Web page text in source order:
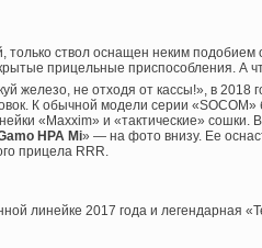
только ствол оснащен неким
прицельные приспособления. А
железо, не отходя от кассы!», в
К обычной модели серии «SOCOM»
«Maxxim» и «тактические» сошки.
HPA Mi» — на фото внизу. Ее
прицела RRR.
линейке 2017 года и легендарная